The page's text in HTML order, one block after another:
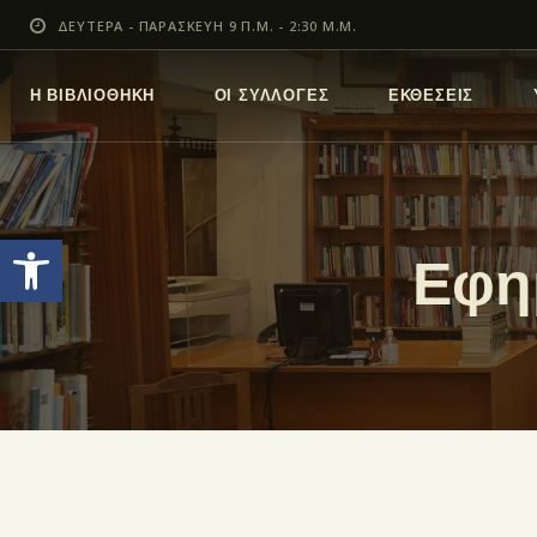
Ανοίξτε τη γραμμή εργαλείων
ΔΕΥΤΕΡΑ - ΠΑΡΑΣΚΕΥΗ 9 Π.Μ. - 2:30 Μ.Μ.
Η ΒΙΒΛΙΟΘΗΚΗ ΟΙ ΣΥΛΛΟΓΕΣ ΕΚΘΕΣΕΙΣ